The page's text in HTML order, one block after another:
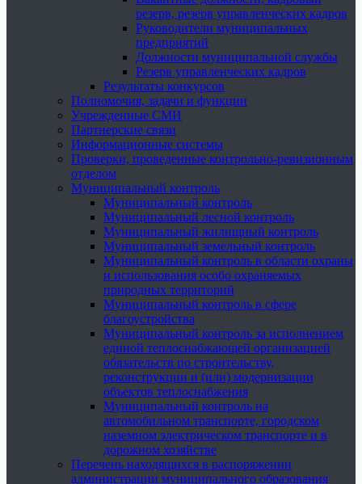
резерв, резерв управленческих кадров
Руководители муниципальных
предприятий
Должности муниципальной службы
Резерв управленческих кадров
Результаты конкурсов
Полномочия, задачи и функции
Учрежденные СМИ
Партнерские связи
Информационные системы
Проверки, проведенные контрольно-ревизионным
отделом
Муниципальный контроль
Муниципальный контроль
Муниципальный лесной контроль
Муниципальный жилищный контроль
Муниципальный земельный контроль
Муниципальный контроль в области охраны
и использования особо охраняемых
природных территорий
Муниципальный контроль в сфере
благоустройства
Муниципальный контроль за исполнением
единой теплоснабжающей организацией
обязательств по строительству,
реконструкции и (или) модернизации
объектов теплоснабжения
Муниципальный контроль на
автомобильном транспорте, городском
наземном электрическом транспорте и в
дорожном хозяйстве
Перечень находящихся в распоряжении
администрации муниципального образования